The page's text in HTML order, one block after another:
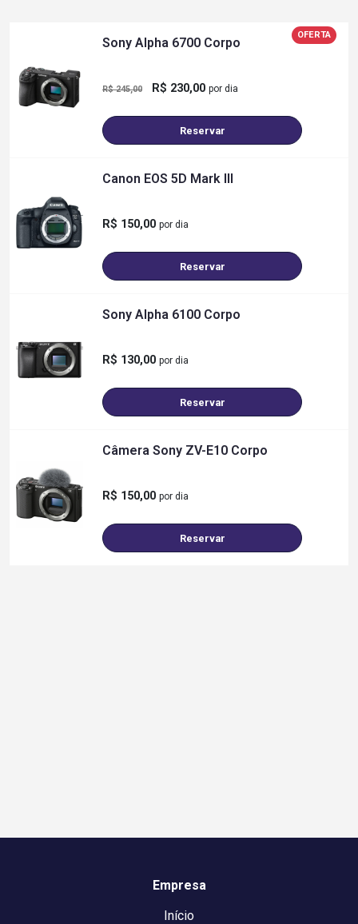
OFERTA
Sony Alpha 6700 Corpo
R$ 245,00 R$ 230,00 por dia
Reservar
Canon EOS 5D Mark III
R$ 150,00 por dia
Reservar
Sony Alpha 6100 Corpo
R$ 130,00 por dia
Reservar
Câmera Sony ZV-E10 Corpo
R$ 150,00 por dia
Reservar
Empresa
Início